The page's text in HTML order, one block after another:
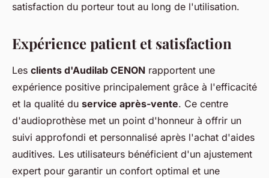
satisfaction du porteur tout au long de l'utilisation.
Expérience patient et satisfaction
Les clients d'Audilab CENON rapportent une
expérience positive principalement grâce à l'efficacité
et la qualité du service après-vente. Ce centre
d'audioprothèse met un point d'honneur à offrir un
suivi approfondi et personnalisé après l'achat d'aides
auditives. Les utilisateurs bénéficient d'un ajustement
expert pour garantir un confort optimal et une